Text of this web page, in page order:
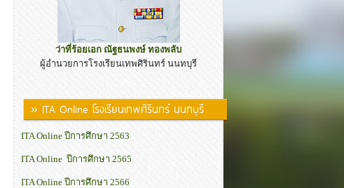
ว่าที่ร้อยเอก ณัฐธนพงษ์ ทองพลับ
ผู้อำนวยการโรงเรียนเทพศิรินทร์ นนทบุรี
» ITA Online โรงเรียนเทพศิรินทร์ นนทบุรี
ITA Online ปีการศึกษา 2563
ITA Online ปีการศึกษา 2565
ITA Online ปีการศึกษา 2566